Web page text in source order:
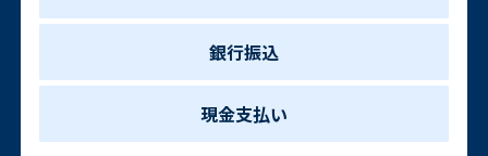
銀行振込
現金支払い